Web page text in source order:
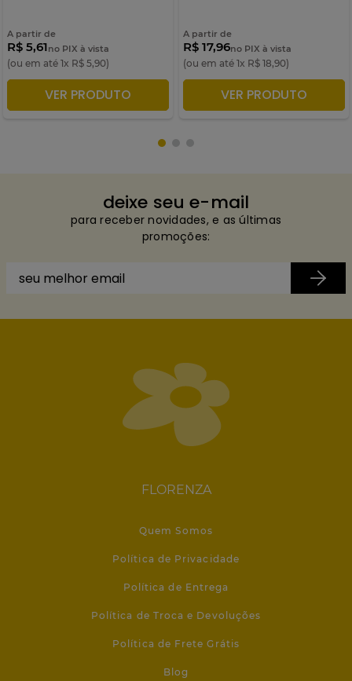
A partir de
R$ 5,61no PIX à vista
(ou em até 1x R$ 5,90)
ADICIONAR À SACOLA
VER PRODUTO
A partir de
R$ 17,96no PIX à vista
(ou em até 1x R$ 18,90)
ADICIONAR À SACOLA
VER PRODUTO
deixe seu e-mail
para receber novidades, e as últimas
promoções:
FLORENZA
Quem Somos
Política de Privacidade
Política de Entrega
Política de Troca e Devoluções
Política de Frete Grátis
Blog